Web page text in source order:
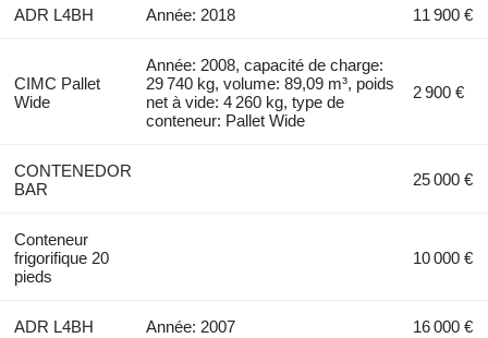
ADR L4BH Année: 2018 11 900 €
CIMC Pallet
Wide
Année: 2008, capacité de charge:
29 740 kg, volume: 89,09 m³, poids
net à vide: 4 260 kg, type de
conteneur: Pallet Wide
2 900 €
CONTENEDOR
BAR
25 000 €
Conteneur
frigorifique 20
pieds
10 000 €
ADR L4BH Année: 2007 16 000 €